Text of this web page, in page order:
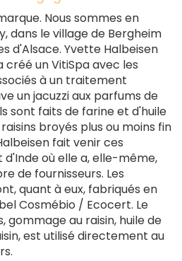
Nous sommes en
dans le village de Bergheim
d'Alsace. Yvette Halbeisen
un VitiSpa avec les
à un traitement
un jacuzzi aux parfums de
sont faits de farine et d'huile
broyés plus ou moins fin
fait venir ces
où elle a, elle-même,
de fournisseurs. Les
quant à eux, fabriqués en
Cosmébio / Ecocert. Le
gommage au raisin, huile de
est utilisé directement au